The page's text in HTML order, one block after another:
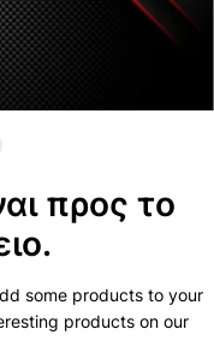
προς το
some products to your
products on our